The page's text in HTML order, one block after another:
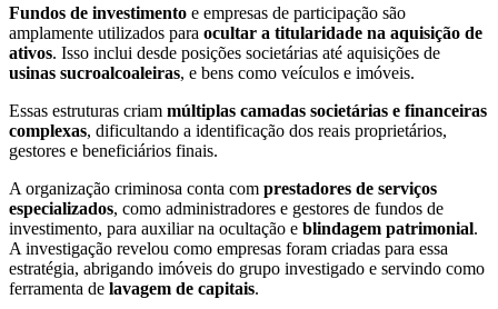
Fundos de investimento e empresas de participação são
amplamente utilizados para ocultar a titularidade na aquisição de
ativos. Isso inclui desde posições societárias até aquisições de
usinas sucroalcoaleiras, e bens como veículos e imóveis.
Essas estruturas criam múltiplas camadas societárias e financeiras
complexas, dificultando a identificação dos reais proprietários,
gestores e beneficiários finais.
A organização criminosa conta com prestadores de serviços
especializados, como administradores e gestores de fundos de
investimento, para auxiliar na ocultação e blindagem patrimonial.
A investigação revelou como empresas foram criadas para essa
estratégia, abrigando imóveis do grupo investigado e servindo como
ferramenta de lavagem de capitais.